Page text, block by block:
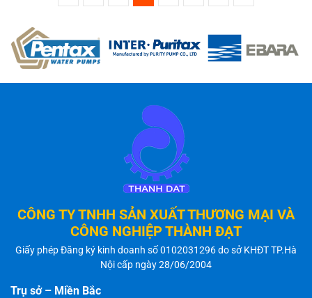
CÔNG TY TNHH SẢN XUẤT THƯƠNG MẠI VÀ
CÔNG NGHIỆP THÀNH ĐẠT
Giấy phép Đăng ký kinh doanh số 0102031296 do sở KHĐT TP.Hà
Nội cấp ngày 28/06/2004
Trụ sở – Miền Bắc